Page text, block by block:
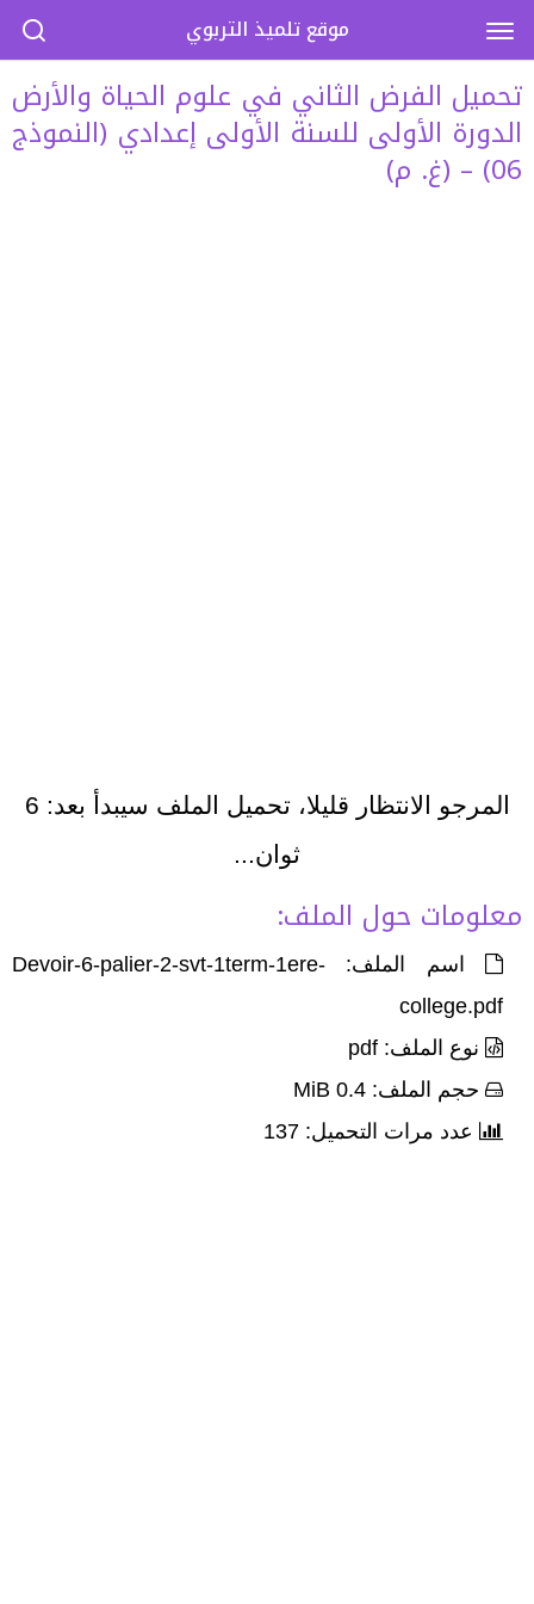
تحميل الفرض الثاني في علوم الحياة والأرض
الدورة الأولى للسنة الأولى إعدادي (النموذج
06) – (غ. م)
المرجو الانتظار قليلا، تحميل الملف سيبدأ بعد: 6
ثوان...
معلومات حول الملف:
اسم الملف: Devoir-6-palier-2-svt-1term-1ere-
college.pdf
نوع الملف: pdf
حجم الملف: 0.4 MiB
عدد مرات التحميل: 137
موقع تلميذ التربوي